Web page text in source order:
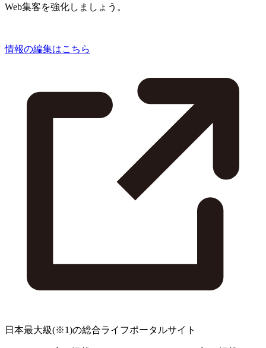
Web集客を強化しましょう。
情報の編集はこちら
日本最大級(※1)の総合ライフポータルサイト